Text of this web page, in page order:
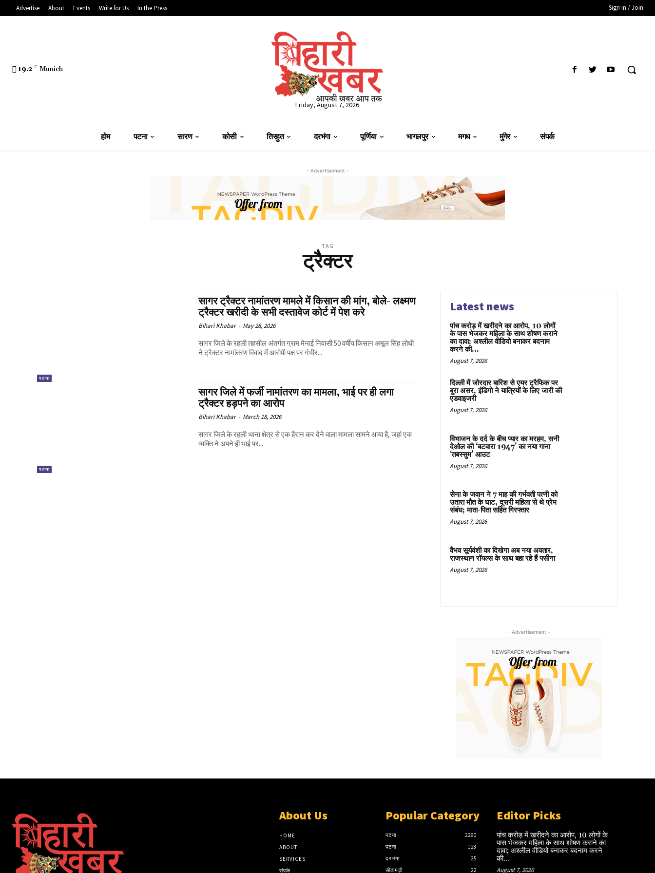
Advertise About Events Write for Us In the Press Sign in / Join
19.2 C Munich
Friday, August 7, 2026
होम पटना सारण कोसी तिरहुत दरभंगा पूर्णिया भागलपुर मगध मुंगेर संपर्क
- Advertisement -
TAG
ट्रैक्टर
पटना
सागर ट्रैक्टर नामांतरण मामले में किसान की मांग, बोले- लक्ष्मण
ट्रैक्टर खरीदी के सभी दस्तावेज कोर्ट में पेश करे
Bihari Khabar - May 28, 2026
सागर जिले के रहली तहसील अंतर्गत ग्राम मेनाई निवासी 50 वर्षीय किसान अमूल सिंह लोधी
ने ट्रैक्टर नामांतरण विवाद में आरोपी पक्ष पर गंभीर...
पटना
सागर जिले में फर्जी नामांतरण का मामला, भाई पर ही लगा
ट्रैक्टर हड़पने का आरोप
Bihari Khabar - March 18, 2026
सागर जिले के रहली थाना क्षेत्र से एक हैरान कर देने वाला मामला सामने आया है, जहां एक
व्यक्ति ने अपने ही भाई पर...
Latest news
पांच करोड़ में खरीदने का आरोप, 10 लोगों
के पास भेजकर महिला के साथ शोषण कराने
का दावा; अश्लील वीडियो बनाकर बदनाम
करने की...
August 7, 2026
दिल्ली में जोरदार बारिश से एयर ट्रैफिक पर
बुरा असर, इंडिगो ने यात्रियों के लिए जारी की
एडवाइजरी
August 7, 2026
विभाजन के दर्द के बीच प्यार का मरहम, सनी
देओल की ‘बटवारा 1947’ का नया गाना
‘तबस्सुम’ आउट
August 7, 2026
सेना के जवान ने 7 माह की गर्भवती पत्नी को
उतारा मौत के घाट, दूसरी महिला से थे प्रेम
संबंध; माता-पिता सहित गिरफ्तार
August 7, 2026
वैभव सूर्यवंशी का दिखेगा अब नया अवतार,
राजस्थान रॉयल्स के साथ बहा रहे हैं पसीना
August 7, 2026
- Advertisement -
About Us
HOME
ABOUT
SERVICES
संपर्क
Popular Category
पटना
2290
पटना
128
दरभंगा
25
सीतामढ़ी
22
Editor Picks
पांच करोड़ में खरीदने का आरोप, 10 लोगों के
पास भेजकर महिला के साथ शोषण कराने का
दावा; अश्लील वीडियो बनाकर बदनाम करने
की...
August 7, 2026